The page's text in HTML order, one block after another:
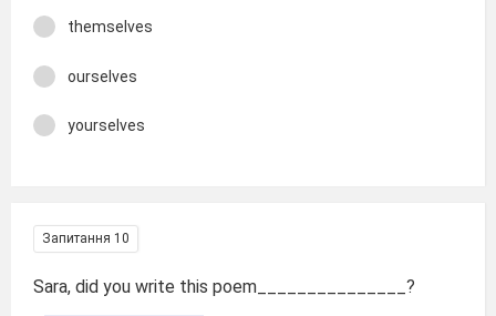
themselves
ourselves
yourselves
Запитання 10
Sara, did you write this poem_______________?